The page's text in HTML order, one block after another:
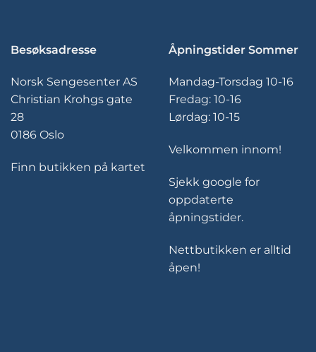
Besøksadresse
Norsk Sengesenter AS
Christian Krohgs gate
28
0186 Oslo
Finn butikken på kartet
Åpningstider Sommer
Mandag-Torsdag 10-16
Fredag: 10-16
Lørdag: 10-15
Velkommen innom!
Sjekk google for
oppdaterte
åpningstider.
Nettbutikken er alltid
åpen!